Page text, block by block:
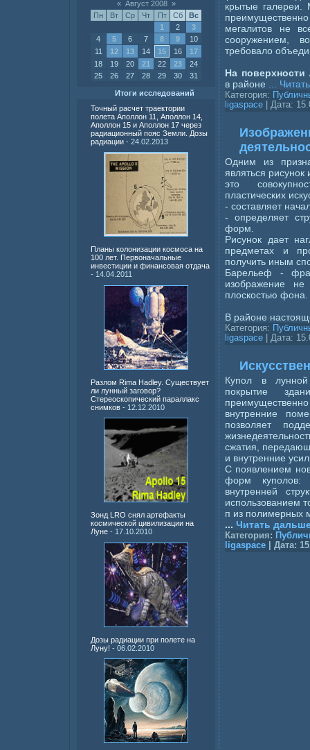
« Август 2008 »
Пн
Вт Ср Чт Пт Сб
Вс
1
2
3
4
5 6 7 8 9
10
11
12 13 14 15 16
17
18
19 20 21 22 23
24
25
26 27 28 29 30 31
Итоги исследований
Точный расчет траектории
полета Аполлон 11, Аполлон 14,
Аполлон 15 и Аполлон 17 через
радиационный пояс Земли. Дозы
радиации - 24.02.2013
Планы колонизации космоса на
100 лет. Первоначальные
инвестиции и финансовая отдача
- 14.04.2011
Разлом Rima Hadley. Существует
ли лунный заговор?
Стереоскопический параллакс
снимков - 12.12.2010
Зонд LRO снял артефакты
космической цивилизации на
Луне - 17.10.2010
Дозы радиации при полете на
Луну! - 06.02.2010
крытые галереи.
мегалитов не
сооружением,
требовало
На
в районе
Категория:
ligaspace | Дата:
Одним из
являться
это
пластических
- составляет
- определяет
форм.
Рисунок дает
предметах и
получить иным
Барельеф -
изображение
плоскостью фона.
В районе
Категория:
ligaspace | Дата:
Купол в лунной
покрытие
внутренние
позволяет
сжатия,
и внутренние
С появлением
форм куполов:
внутренней
использованием
п из полимерных
... Читать
Категория:
ligaspace | Дата: